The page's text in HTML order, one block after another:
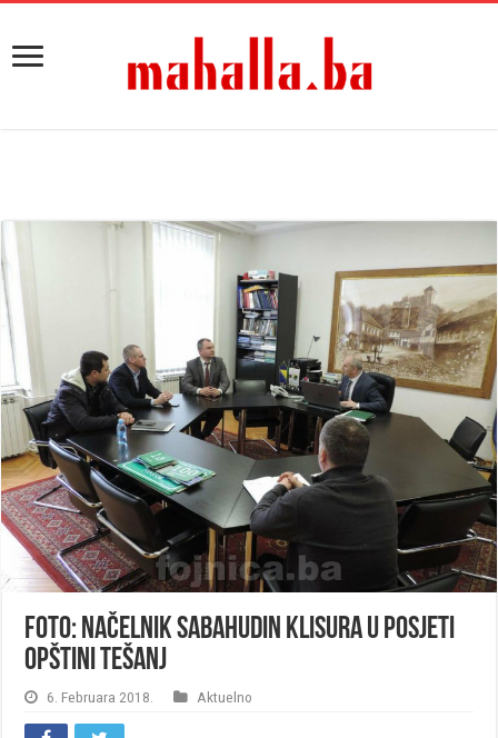
FOTO: Načelnik Sabahudin Klisura u posjeti
opštini Tešanj
6. Februara 2018. Aktuelno